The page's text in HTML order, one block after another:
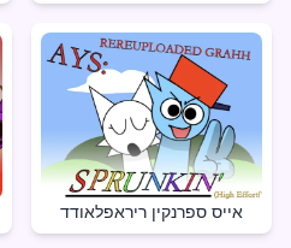
אייס ספרנקין ריראפלאודד